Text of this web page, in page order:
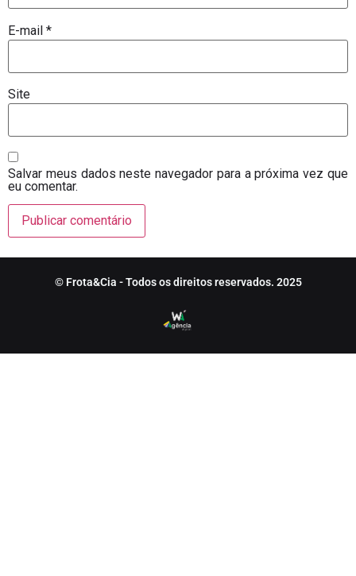
E-mail *
Site
Salvar meus dados neste navegador para a próxima vez que
eu comentar.
© Frota&Cia - Todos os direitos reservados. 2025